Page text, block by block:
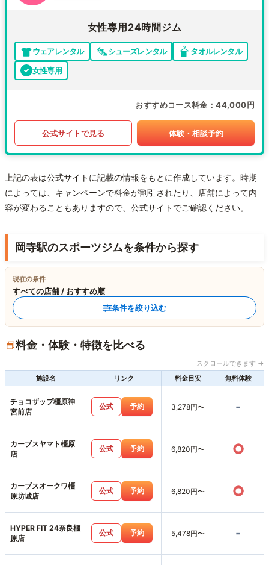
女性専用24時間ジム
ウェアレンタル シューズレンタル
タオルレンタル
女性専用
おすすめコース料金 44,000円
公式サイトで見る 体験・相談予約
上記の表は公式サイトに記載の情報をもとに作成しています。時期
によっては、キャンペーンで料金が割引されたり、店舗によって内
容が変わることもありますので、公式サイトでご確認ください。
岡寺駅のスポーツジムを条件から探す
現在の条件
すべての店舗 / おすすめ順
条件を絞り込む
料金・体験・特徴を比べる
スクロールできます →
施設名
リンク 料金目安 無料体験
チョコザップ橿原神
宮前店
公式 予約 3,278円〜 -
カーブスヤマト橿原
店
公式 予約 6,820円〜 ○
カーブスオークワ橿
原坊城店
公式 予約 6,820円〜 ○
HYPER FIT 24奈良橿
原店
公式 予約 5,478円〜 -